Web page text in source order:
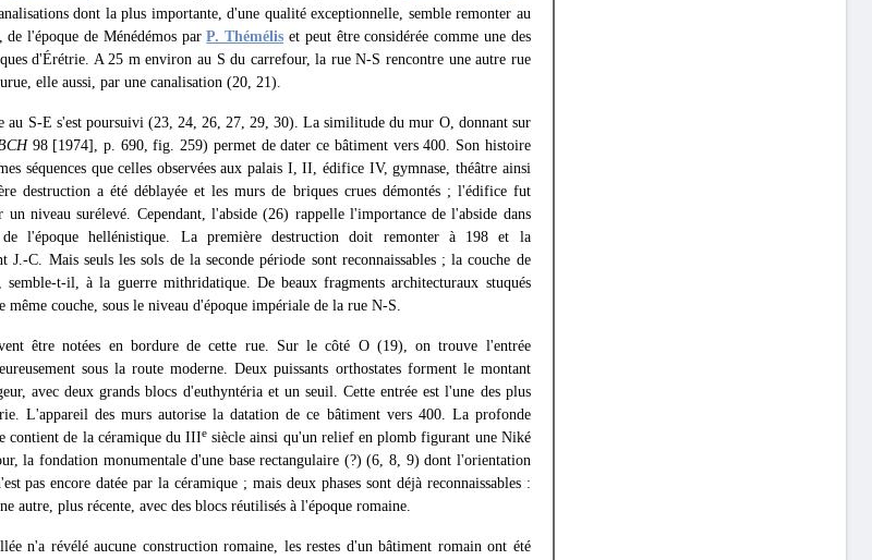
dont la plus importante, d'une qualité exceptionnelle, semble remonter au
de l'époque de Ménédémos parP. Thémélis et peut être considérée comme une des
d'Érétrie. A 25 m environ au S du carrefour, la rue N-S rencontre une autre rue
elle aussi, par une canalisation (20, 21).
au S-E s'est poursuivi (23, 24, 26, 27, 29, 30). La similitude du mur O, donnant sur
98 [1974], p. 690, fig. 259) permet de dater ce bâtiment vers 400. Son histoire
séquences que celles observées aux palais I, II, édifice IV, gymnase, théâtre ainsi
destruction a été déblayée et les murs de briques crues démontés ; l'édifice fut
un niveau surélevé. Cependant, l'abside (26) rappelle l'importance de l'abside dans
l'époque hellénistique. La première destruction doit remonter à 198 et la
J.-C. Mais seuls les sols de la seconde période sont reconnaissables ; la couche de
t-il, à la guerre mithridatique. De beaux fragments architecturaux stuqués
même couche, sous le niveau d'époque impériale de la rue N-S.
être notées en bordure de cette rue. Sur le côté Ο (19), on trouve l'entrée
sous la route moderne. Deux puissants orthostates forment le montant
avec deux grands blocs d'euthyntéria et un seuil. Cette entrée est l'une des plus
L'appareil des murs autorise la datation de ce bâtiment vers 400. La profonde
contient de la céramique du IIIe siècle ainsi qu'un relief en plomb figurant une Niké
la fondation monumentale d'une base rectangulaire (?) (6, 8, 9) dont l'orientation
pas encore datée par la céramique ; mais deux phases sont déjà reconnaissables :
autre, plus récente, avec des blocs réutilisés à l'époque romaine.
n'a révélé aucune construction romaine, les restes d'un bâtiment romain ont été